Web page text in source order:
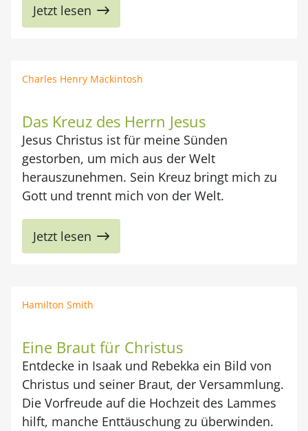
Jetzt lesen
Charles Henry Mackintosh
Das Kreuz des Herrn Jesus
Jesus Christus ist für meine Sünden
gestorben, um mich aus der Welt
herauszunehmen. Sein Kreuz bringt mich zu
Gott und trennt mich von der Welt.
Jetzt lesen
Hamilton Smith
Eine Braut für Christus
Entdecke in Isaak und Rebekka ein Bild von
Christus und seiner Braut, der Versammlung.
Die Vorfreude auf die Hochzeit des Lammes
hilft, manche Enttäuschung zu überwinden.